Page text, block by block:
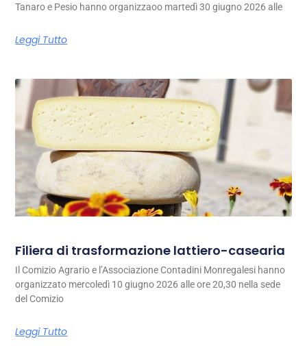
Tanaro e Pesio hanno organizzaoo martedì 30 giugno 2026 alle
Leggi Tutto
Filiera di trasformazione lattiero-casearia
Il Comizio Agrario e l’Associazione Contadini Monregalesi hanno
organizzato mercoledì 10 giugno 2026 alle ore 20,30 nella sede
del Comizio
Leggi Tutto